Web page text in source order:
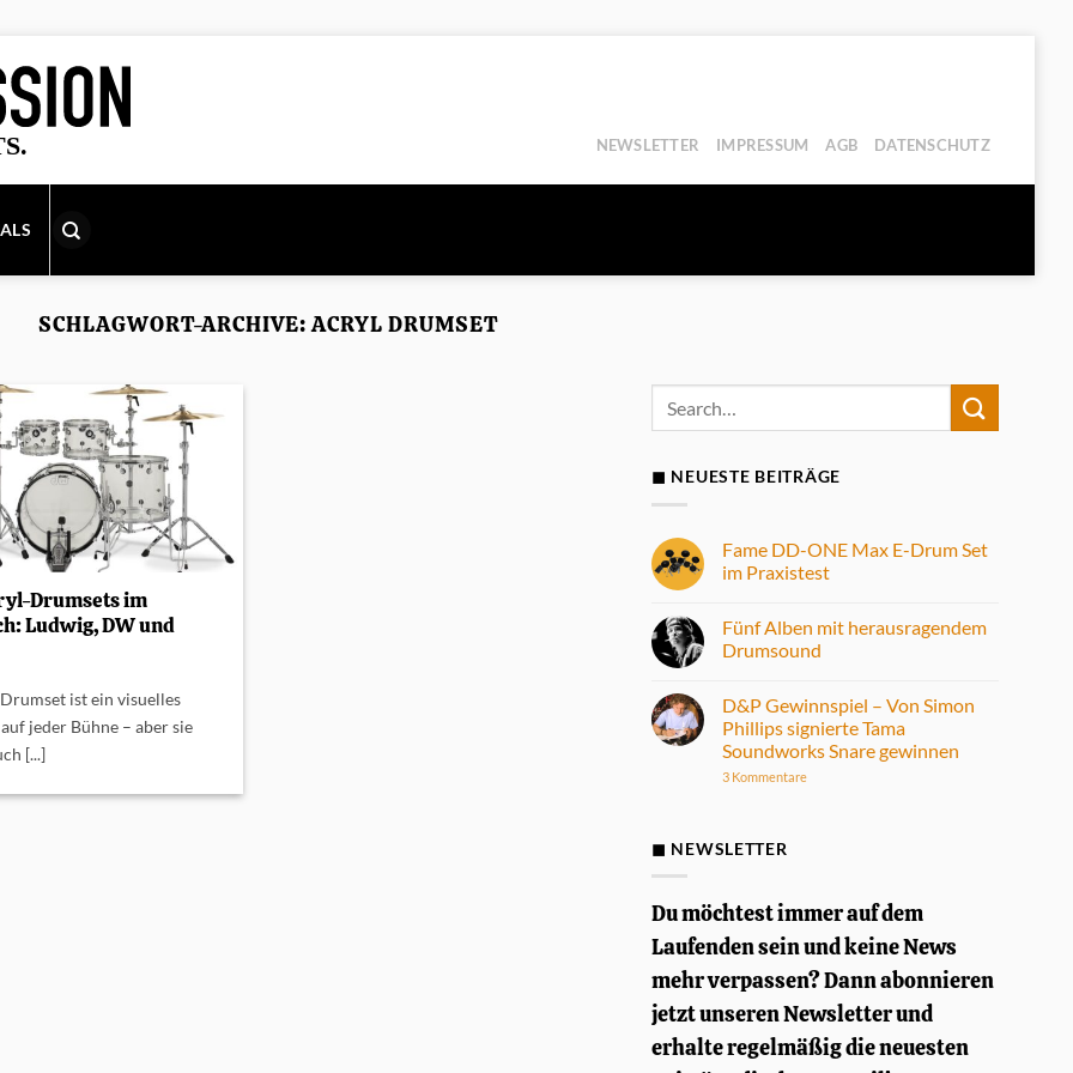
NEWSLETTER IMPRESSUM AGB DATENSCHUTZ
SCHLAGWORT-ARCHIVE:ACRYL DRUMSET
Drumsets im
Ludwig, DW und
ist ein visuelles
jeder Bühne – aber sie
[...]
◼ NEUESTE BEITRÄGE
Fame DD-ONE Max E-Drum Set
im Praxistest
zu
Fame
DD-
E-
Drum
Set
im
Fünf Alben mit herausragendem
Drumsound
zu
Fünf
Alben
mit
Drumsound
D&P Gewinnspiel – Von Simon
Phillips signierte Tama
Soundworks Snare gewinnen
3 Kommentarezu
Soundworks
gewinnen
◼ NEWSLETTER
Du möchtest immer auf dem
Laufenden sein und keine News
mehr verpassen? Dann abonnieren
jetzt unseren Newsletter und
erhalte regelmäßig die neuesten